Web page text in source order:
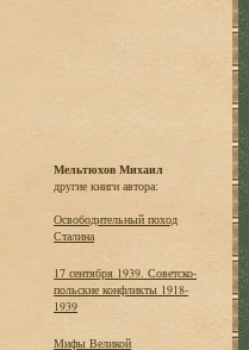
Мельтюхов Михаил
другие книги автора:
Освободительный поход
Сталина
17 сентября 1939. Советско-
польские конфликты 1918-
1939
Мифы Великой